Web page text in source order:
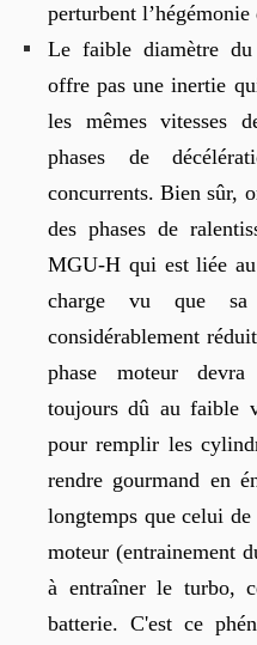
perturbent
Le faible diamètre
offre pas une inertie
les mêmes vitesses
phases de
concurrents. Bien sûr,
des phases de
MGU-H qui est liée
charge vu que
considérablement
phase moteur
toujours dû au faible
pour remplir les
rendre gourmand en
longtemps que celui de
moteur (entrainement
à entraîner le turbo,
batterie. C'est ce